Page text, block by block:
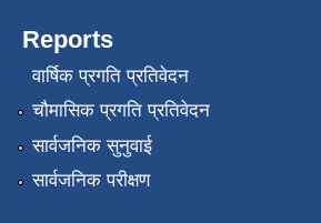
Reports
वार्षिक प्रगति प्रतिवेदन
चौमासिक प्रगति प्रतिवेदन
सार्वजनिक सुनुवाई
सार्वजनिक परीक्षण